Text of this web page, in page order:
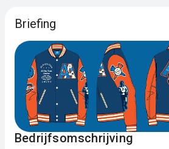
Briefing
Bedrijfsomschrijving